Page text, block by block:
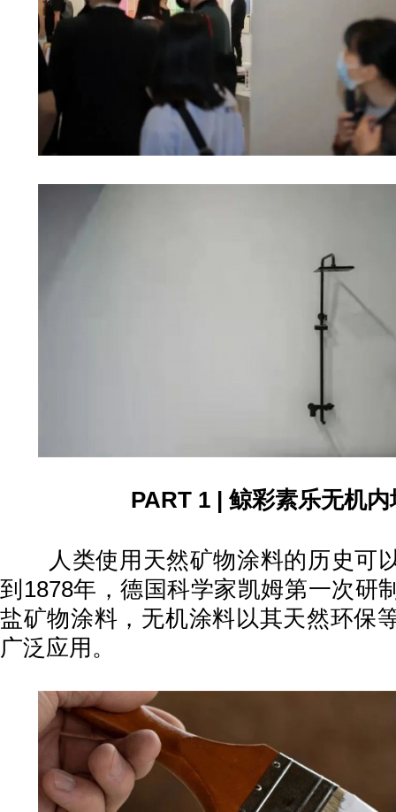
PART 1 |鲸彩素乐无机内
人类使用天然矿物涂料的历史可
到1878年，德国科学家凯姆第一次研
盐矿物涂料，无机涂料以其天然环保
广泛应用。